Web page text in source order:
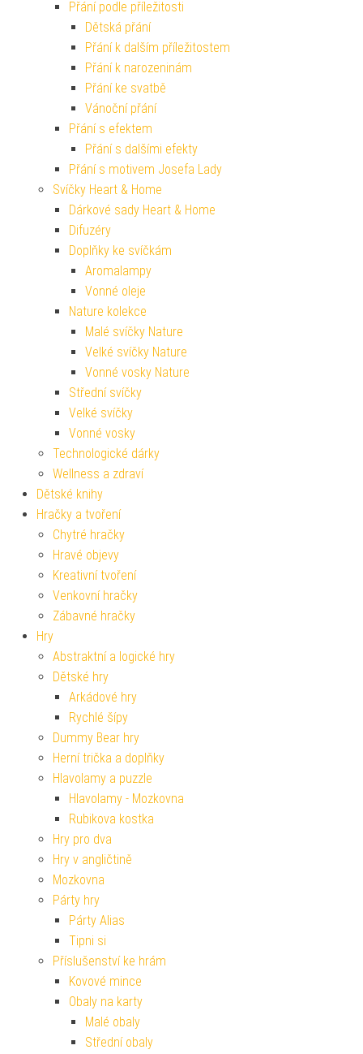
Přání podle příležitosti
Dětská přání
Přání k dalším příležitostem
Přání k narozeninám
Přání ke svatbě
Vánoční přání
Přání s efektem
Přání s dalšími efekty
Přání s motivem Josefa Lady
Svíčky Heart & Home
Dárkové sady Heart & Home
Difuzéry
Doplňky ke svíčkám
Aromalampy
Vonné oleje
Nature kolekce
Malé svíčky Nature
Velké svíčky Nature
Vonné vosky Nature
Střední svíčky
Velké svíčky
Vonné vosky
Technologické dárky
Wellness a zdraví
Dětské knihy
Hračky a tvoření
Chytré hračky
Hravé objevy
Kreativní tvoření
Venkovní hračky
Zábavné hračky
Hry
Abstraktní a logické hry
Dětské hry
Arkádové hry
Rychlé šípy
Dummy Bear hry
Herní trička a doplňky
Hlavolamy a puzzle
Hlavolamy - Mozkovna
Rubikova kostka
Hry pro dva
Hry v angličtině
Mozkovna
Párty hry
Párty Alias
Tipni si
Příslušenství ke hrám
Kovové mince
Obaly na karty
Malé obaly
Střední obaly